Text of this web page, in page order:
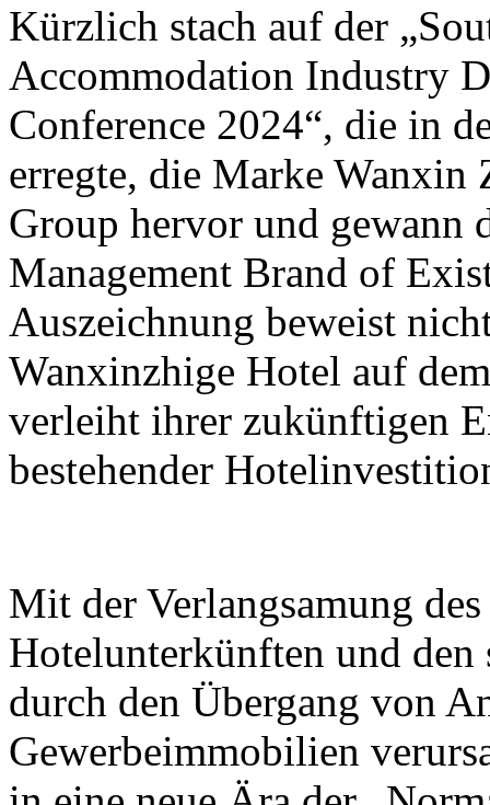
Kürzlich stach auf der
Accommodation Industry
Conference 2024“, die in
erregte, die Marke
Group hervor und gewann
Management Brand of
Auszeichnung beweist
Wanxinzhige Hotel auf
verleiht ihrer zukünftigen
bestehender
Mit der Verlangsamung
Hotelunterkünften und
durch den Übergang von
Gewerbeimmobilien